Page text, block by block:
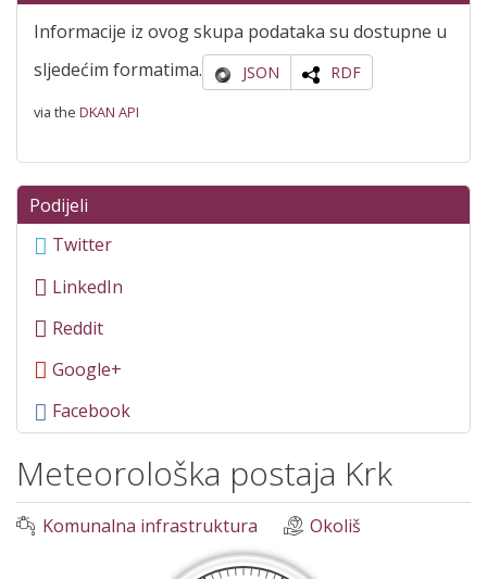
Informacije iz ovog skupa podataka su dostupne u
sljedećim formatima.
JSON RDF
via the DKAN API
Podijeli
Twitter
LinkedIn
Reddit
Google+
Facebook
Meteorološka postaja Krk
Komunalna infrastruktura Okoliš